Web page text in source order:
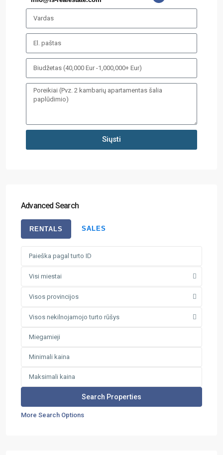
Siųsti
Advanced Search
RENTALS SALES
Visi miestai
Visos provincijos
Visos nekilnojamojo turto rūšys
More Search Options